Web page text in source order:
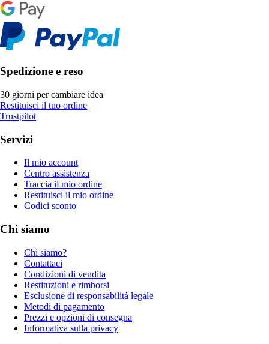
Spedizione e reso
30 giorni per cambiare idea
Restituisci il tuo ordine
Trustpilot
Servizi
Il mio account
Centro assistenza
Traccia il mio ordine
Restituisci il mio ordine
Codici sconto
Chi siamo
Chi siamo?
Contattaci
Condizioni di vendita
Restituzioni e rimborsi
Esclusione di responsabilità legale
Metodi di pagamento
Prezzi e opzioni di consegna
Informativa sulla privacy